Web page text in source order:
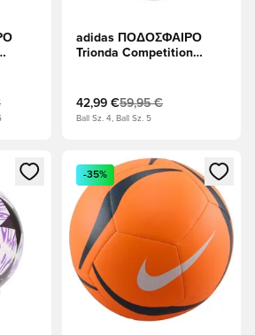
adidas ΠΟΔΟΣΦΑΙΡΟ
Trionda Competition
λεμόνι/μαύρο/Μέταλλο
σιδήρου
42,99 €59,95 €
Ball Sz. 4, Ball Sz. 5
να συνδεθείτε ή να εγγραφείτε ως
Ανοίγει ένα Modal για να
-35%